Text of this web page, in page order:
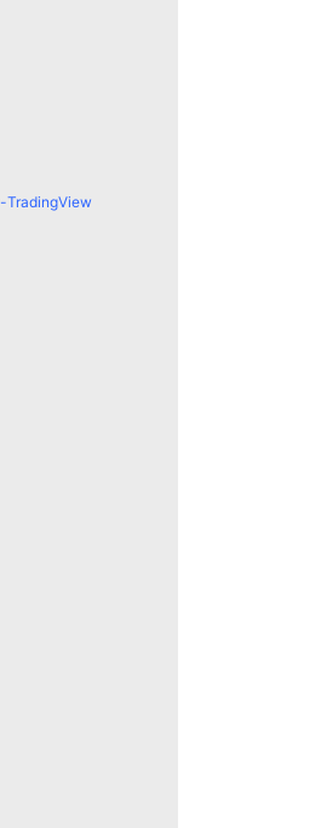
עקוב אחר כל השווקים ב-TradingView